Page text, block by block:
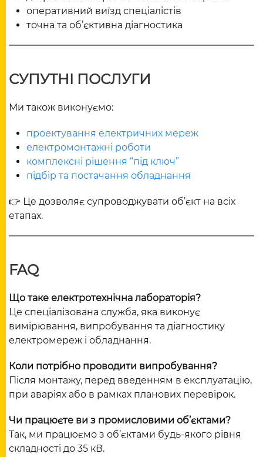
оперативний виїзд спеціалістів
точна та об’єктивна діагностика
СУПУТНІ ПОСЛУГИ
Ми також виконуємо:
проектування електричних мереж
електромонтажні роботи
комплексні рішення “під ключ”
підбір та постачання обладнання
👉 Це дозволяє супроводжувати об’єкт на всіх
етапах.
FAQ
Що таке електротехнічна лабораторія?
Це спеціалізована служба, яка виконує
вимірювання, випробування та діагностику
електромереж і обладнання.
Коли потрібно проводити випробування?
Після монтажу, перед введенням в експлуатацію,
при аваріях або в рамках планових перевірок.
Чи працюєте ви з промисловими об’єктами?
Так, ми працюємо з об’єктами будь-якого рівня
складності до 35 кВ.